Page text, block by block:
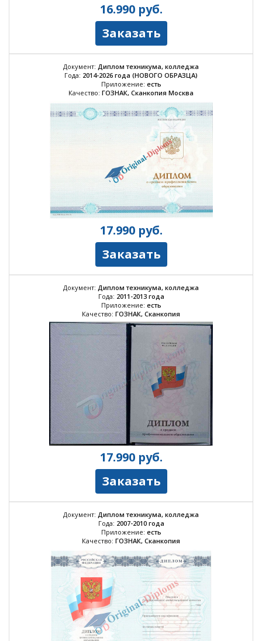
16.990 руб.
Заказать
Документ: Диплом техникума, колледжа
Года: 2014-2026 года (НОВОГО ОБРАЗЦА)
Приложение: есть
Качество: ГОЗНАК, Сканкопия Москва
17.990 руб.
Заказать
Документ: Диплом техникума, колледжа
Года: 2011-2013 года
Приложение: есть
Качество: ГОЗНАК, Сканкопия
17.990 руб.
Заказать
Документ: Диплом техникума, колледжа
Года: 2007-2010 года
Приложение: есть
Качество: ГОЗНАК, Сканкопия